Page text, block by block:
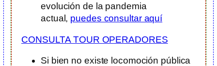
evolución de la pandemia
actual, puedes consultar aquí
CONSULTA TOUR OPERADORES
Si bien no existe locomoción pública